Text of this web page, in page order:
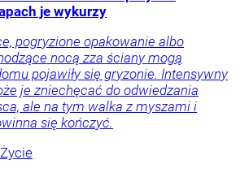
je wykurzy
pogryzione opakowanie albo
nocą zza ściany mogą
pojawiły się gryzonie. Intensywny
je zniechęcać do odwiedzania
ale na tym walka z myszami i
się kończyć.
Życie